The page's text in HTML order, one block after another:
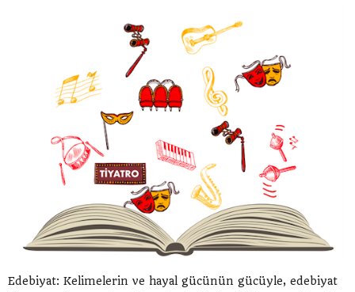
Edebiyat: Kelimelerin ve hayal gücünün gücüyle, edebiyat